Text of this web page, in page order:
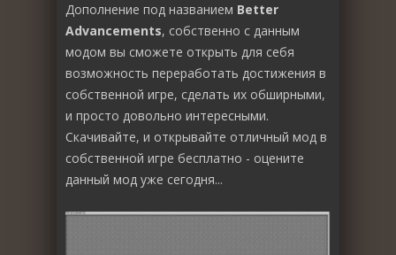
Дополнение под названием Better
Advancements, собственно с данным
модом вы сможете открыть для себя
возможность переработать достижения в
собственной игре, сделать их обширными,
и просто довольно интересными.
Скачивайте, и открывайте отличный мод в
собственной игре бесплатно - оцените
данный мод уже сегодня...